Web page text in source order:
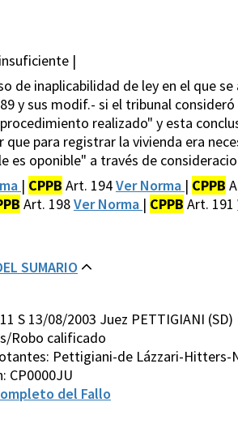
|
de inaplicabilidad de ley en el que
y sus modif.- si el tribunal
realizado" y esta
para registrar la vivienda era
es oponible" a través de
| CPPB Art. 194Ver Norma | CPPB
Art. 198Ver Norma | CPPB Art. 191
SUMARIO
S 13/08/2003 Juez PETTIGIANI (SD)
Robo calificado
Pettigiani-de Lázzari-Hitters-
CP0000JU
del Fallo